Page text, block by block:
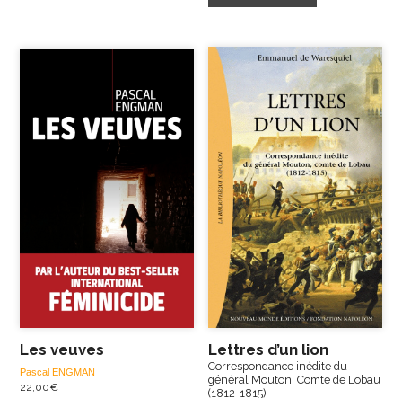
Les veuves
Pascal ENGMAN
22,00€
Lettres d’un lion
Correspondance inédite du
général Mouton, Comte de Lobau
(1812-1815)